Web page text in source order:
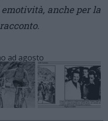
anche per la
ad agosto